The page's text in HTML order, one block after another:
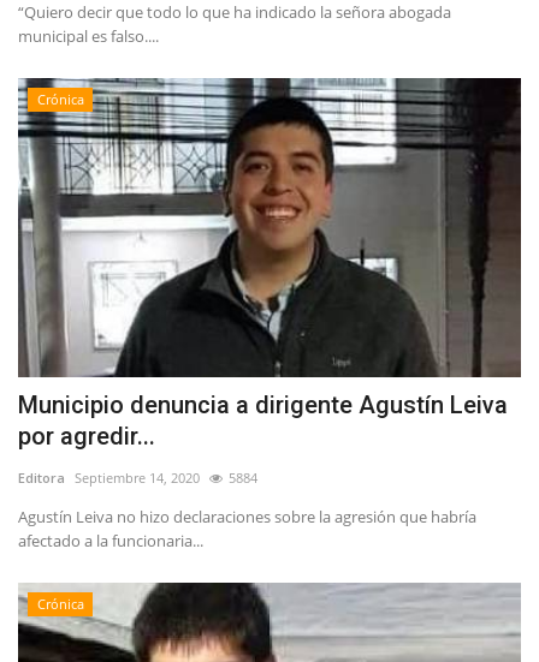
“Quiero decir que todo lo que ha indicado la señora abogada
municipal es falso....
Crónica
Municipio denuncia a dirigente Agustín Leiva
por agredir...
Editora Septiembre 14, 2020 5884
Agustín Leiva no hizo declaraciones sobre la agresión que habría
afectado a la funcionaria...
Crónica